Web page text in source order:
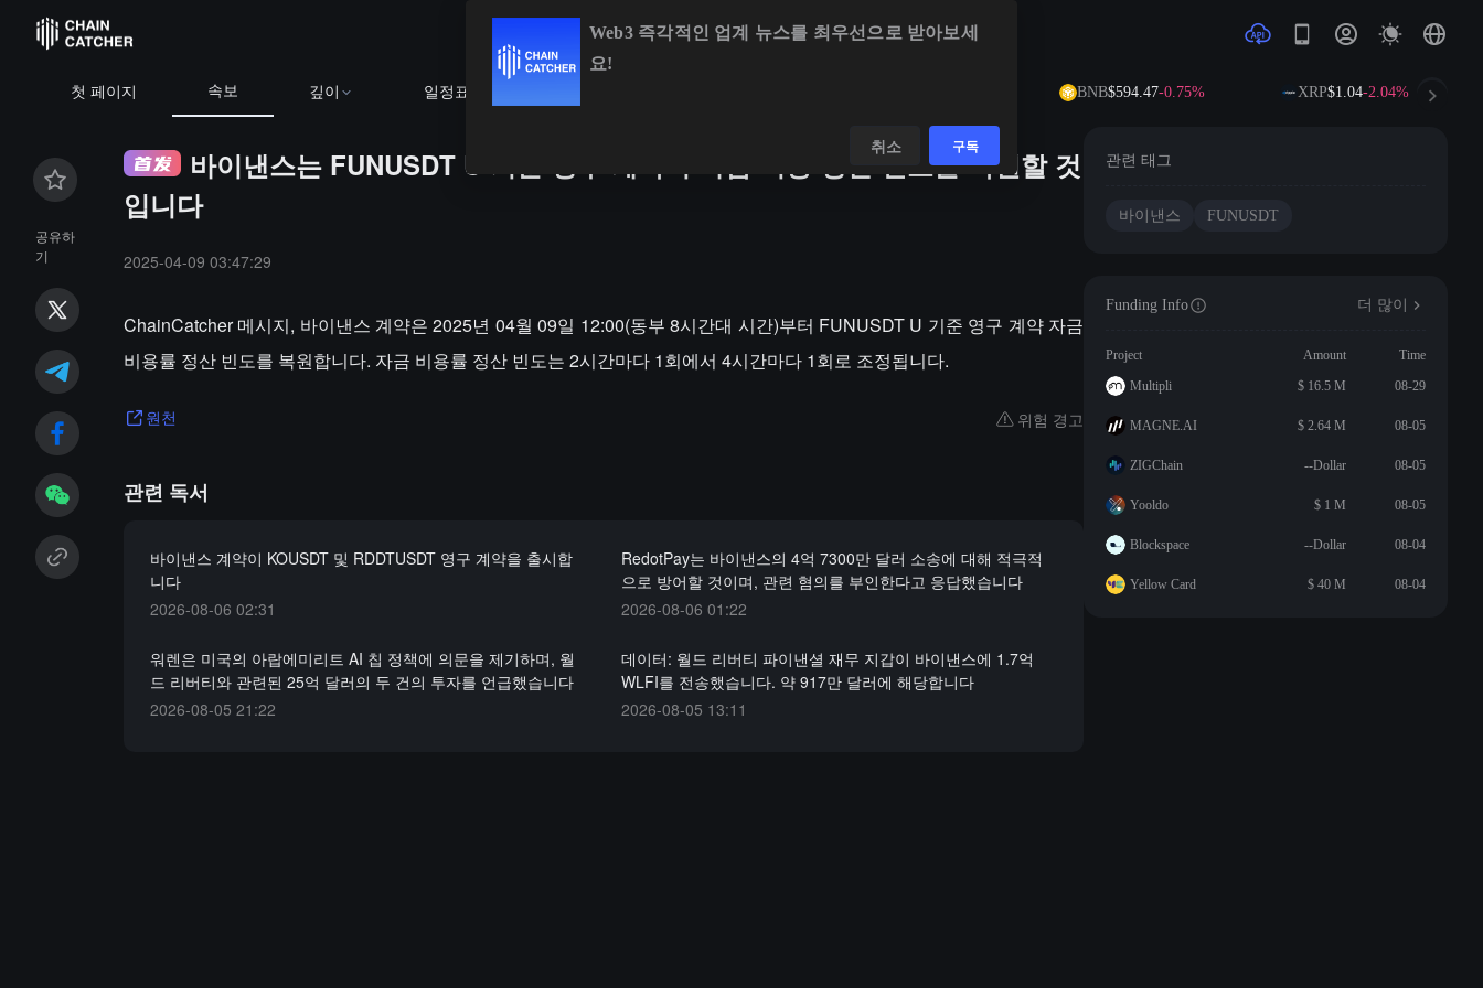
첫 페이지 속보 깊이 일정표 BNB$594.47-0.75% XRP$1.04-2.04%
공유하
기
바이낸스는 FUNUSDT U 기준 영구 계약의 자금 비용 정산 빈도를 복원할 것
입니다
2025-04-09 03:47:29
ChainCatcher 메시지, 바이낸스 계약은 2025년 04월 09일 12:00(동부 8시간대 시간)부터 FUNUSDT U 기준 영구 계약 자금
비용률 정산 빈도를 복원합니다. 자금 비용률 정산 빈도는 2시간마다 1회에서 4시간마다 1회로 조정됩니다.
원천 위험 경고
관련 독서
바이낸스 계약이 KOUSDT 및 RDDTUSDT 영구 계약을 출시합
니다
2026-08-06 02:31
RedotPay는 바이낸스의 4억 7300만 달러 소송에 대해 적극적
으로 방어할 것이며, 관련 혐의를 부인한다고 응답했습니다
2026-08-06 01:22
워렌은 미국의 아랍에미리트 AI 칩 정책에 의문을 제기하며, 월
드 리버티와 관련된 25억 달러의 두 건의 투자를 언급했습니다
2026-08-05 21:22
데이터: 월드 리버티 파이낸셜 재무 지갑이 바이낸스에 1.7억
WLFI를 전송했습니다. 약 917만 달러에 해당합니다
2026-08-05 13:11
관련 태그
바이낸스 FUNUSDT
Funding Info 더 많이
Project Amount
Time
Multipli
$ 16.5 M 08-29
MAGNE.AI $ 2.64 M 08-05
ZIGChain --Dollar 08-05
Yooldo $ 1 M 08-05
Blockspace --Dollar 08-04
Yellow Card $ 40 M 08-04
Web3 즉각적인 업계 뉴스를 최우선으로 받아보세
요!
취소 구독